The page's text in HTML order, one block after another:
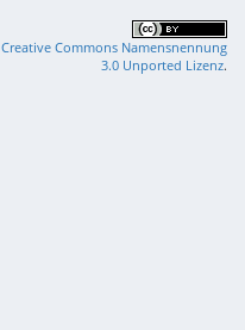
Creative Commons Namensnennung
3.0 Unported Lizenz.